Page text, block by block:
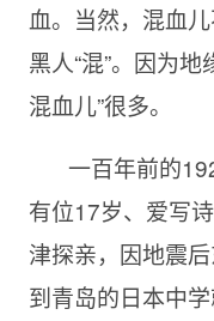
血。当然，混血
黑人“混”。因为
混血儿”很多。
一百年前的
有位17岁、爱写
津探亲，因地震
到青岛的日本中